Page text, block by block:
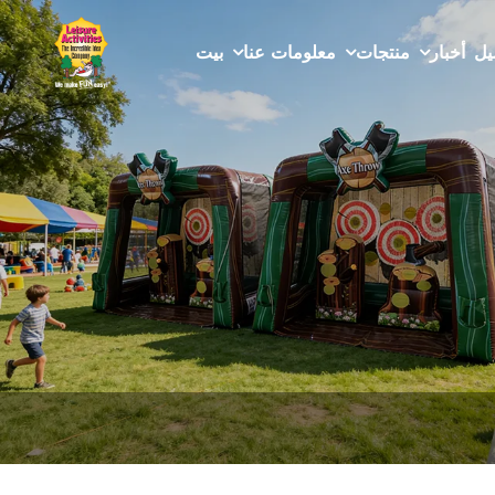
بيت معلومات عنا منتجات أخبار